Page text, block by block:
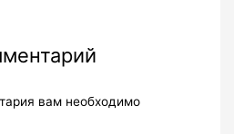
вам необходимо